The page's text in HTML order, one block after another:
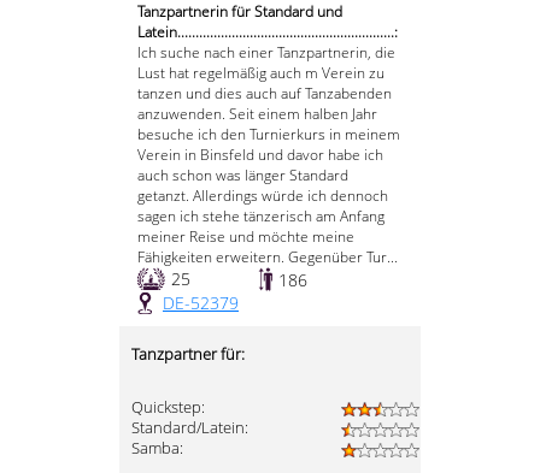
Tanzpartnerin für Standard und
Latein............................................................:
Ich suche nach einer Tanzpartnerin, die
Lust hat regelmäßig auch m Verein zu
tanzen und dies auch auf Tanzabenden
anzuwenden. Seit einem halben Jahr
besuche ich den Turnierkurs in meinem
Verein in Binsfeld und davor habe ich
auch schon was länger Standard
getanzt. Allerdings würde ich dennoch
sagen ich stehe tänzerisch am Anfang
meiner Reise und möchte meine
Fähigkeiten erweitern. Gegenüber Tur...
25
186
DE-52379
Tanzpartner für:
Quickstep:
Standard/Latein:
Samba: